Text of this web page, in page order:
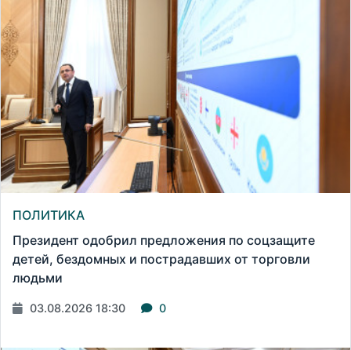
ПОЛИТИКА
Президент одобрил предложения по соцзащите
детей, бездомных и пострадавших от торговли
людьми
03.08.2026 18:30 0